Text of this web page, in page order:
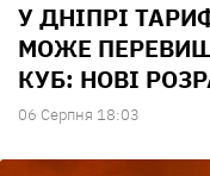
У ДНІПРІ
МОЖЕ
КУБ: НОВІ
06 Серпня 18:03